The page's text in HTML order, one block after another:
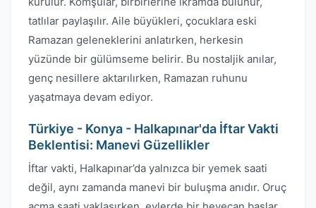
tatlılar paylaşılır. Aile büyükleri, çocuklara eski
Ramazan geleneklerini anlatırken, herkesin
yüzünde bir gülümseme belirir. Bu nostaljik anılar,
genç nesillere aktarılırken, Ramazan ruhunu
yaşatmaya devam ediyor.
Türkiye - Konya - Halkapınar'da İftar Vakti
Beklentisi: Manevi Güzellikler
İftar vakti, Halkapınar’da yalnızca bir yemek saati
değil, aynı zamanda manevi bir buluşma anıdır. Oruç